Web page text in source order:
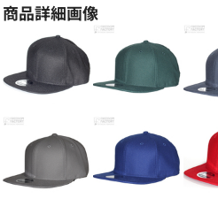
商品詳細画像